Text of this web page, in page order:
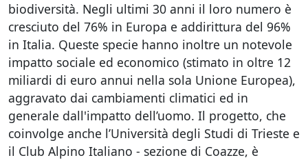
biodiversità. Negli ultimi 30 anni il loro numero è
cresciuto del 76% in Europa e addirittura del 96%
in Italia. Queste specie hanno inoltre un notevole
impatto sociale ed economico (stimato in oltre 12
miliardi di euro annui nella sola Unione Europea),
aggravato dai cambiamenti climatici ed in
generale dall'impatto dell’uomo. Il progetto, che
coinvolge anche l’Università degli Studi di Trieste e
il Club Alpino Italiano - sezione di Coazze, è